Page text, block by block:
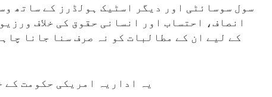
سول سوسائٹی اور دیگر اسٹیک ہولڈرز کے ساتھ
انصاف، احتساب اور انسانی حقوق کی خلاف
کے لیے ان کے مطالبات کو نہ صرف سنا جانا
یہ اداریہ امریکی حکومت کے